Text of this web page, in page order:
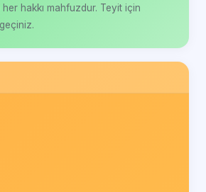
her hakkı mahfuzdur. Teyit için